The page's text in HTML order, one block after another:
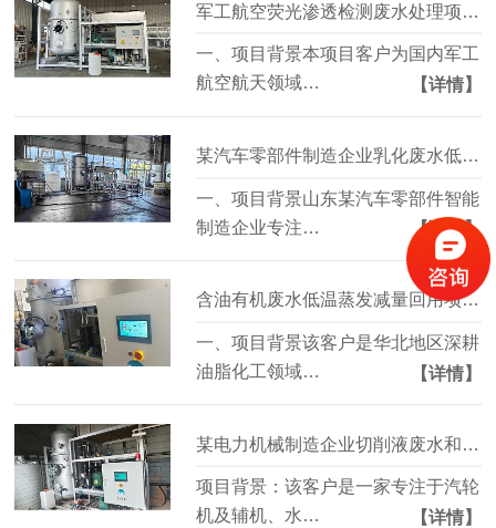
军工航空荧光渗透检测废水处理项目 | 6 吨 / 天稳定达标 危废减量 90%+
一、项目背景本项目客户为国内军工
航空航天领域…
【详情】
某汽车零部件制造企业乳化废水低温蒸发浓缩减量项目案例
一、项目背景山东某汽车零部件智能
制造企业专注…
【详情】
含油有机废水低温蒸发减量回用项目案例
一、项目背景该客户是华北地区深耕
油脂化工领域…
【详情】
某电力机械制造企业切削液废水和荧光检测废水处理项目案例
项目背景：该客户是一家专注于汽轮
机及辅机、水…
【详情】